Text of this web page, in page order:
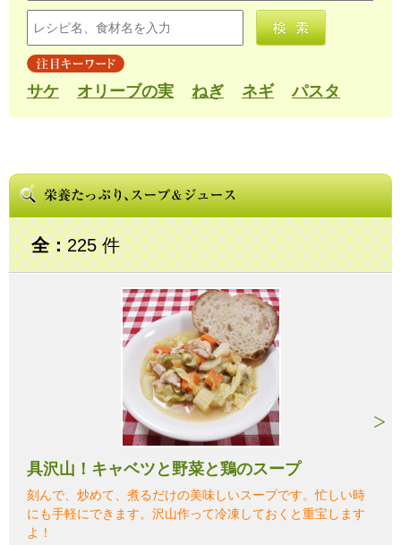
サケ オリーブの実 ねぎ ネギ パスタ
全：225 件
具沢山！キャベツと野菜と鶏のスープ
刻んで、炒めて、煮るだけの美味しいスープです。忙しい時
にも手軽にできます。沢山作って冷凍しておくと重宝します
よ！